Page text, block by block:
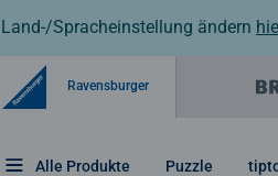
Land-/Spracheinstellung ändern
Ravensburger
Alle Produkte Puzzle